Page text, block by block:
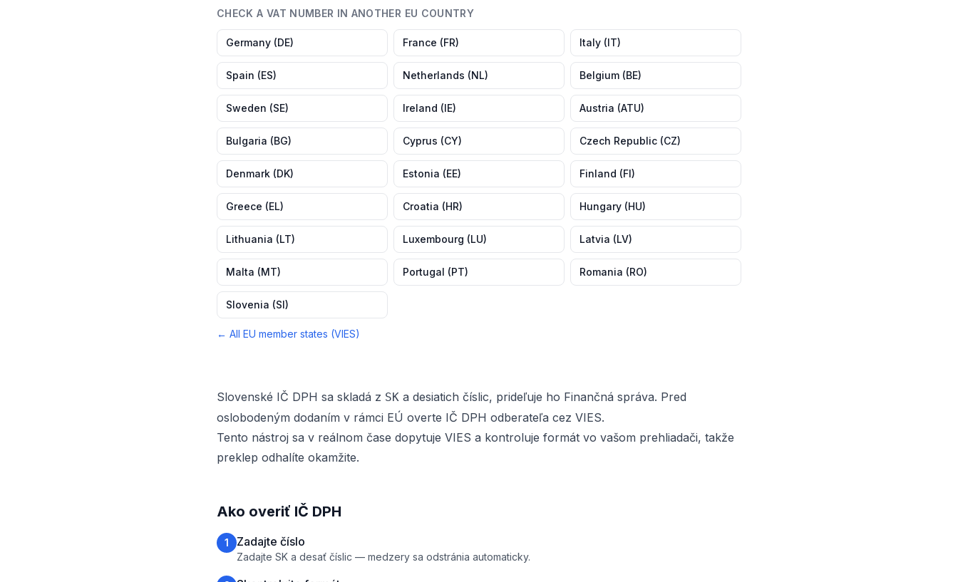
CHECK A VAT NUMBER IN ANOTHER EU COUNTRY
Germany (DE) France (FR) Italy (IT)
Spain (ES) Netherlands (NL) Belgium (BE)
Sweden (SE) Ireland (IE) Austria (ATU)
Bulgaria (BG) Cyprus (CY) Czech Republic (CZ)
Denmark (DK) Estonia (EE) Finland (FI)
Greece (EL) Croatia (HR) Hungary (HU)
Lithuania (LT) Luxembourg (LU) Latvia (LV)
Malta (MT) Portugal (PT) Romania (RO)
Slovenia (SI)
← All EU member states (VIES)
Slovenské IČ DPH sa skladá z SK a desiatich číslic, prideľuje ho Finančná správa. Pred
oslobodeným dodaním v rámci EÚ overte IČ DPH odberateľa cez VIES.
Tento nástroj sa v reálnom čase dopytuje VIES a kontroluje formát vo vašom prehliadači, takže
preklep odhalíte okamžite.
Ako overiť IČ DPH
1 Zadajte číslo
Zadajte SK a desať číslic — medzery sa odstránia automaticky.